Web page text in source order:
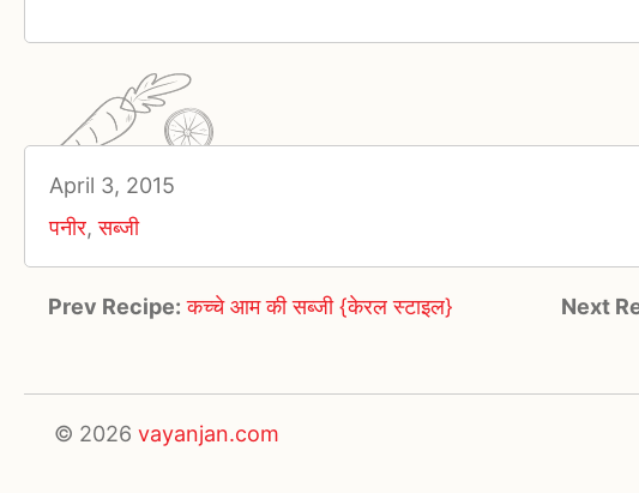
April 3, 2015
पनीर,सब्जी
Prev Recipe: कच्चे आम की सब्जी {केरल स्टाइल} Next
© 2026 vayanjan.com